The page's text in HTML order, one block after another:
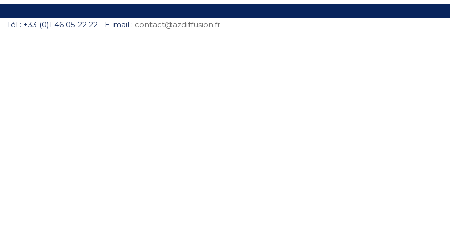
Tél : +33 (0)1 46 05 22 22 - E-mail : contact@azdiffusion.fr